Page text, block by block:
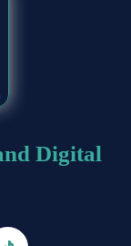
Digital